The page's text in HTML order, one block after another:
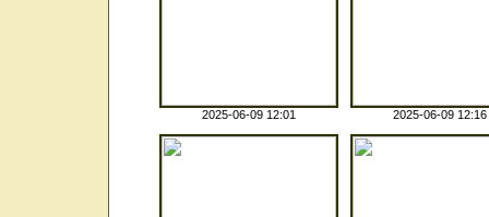
2025-06-09 12:01 2025-06-09 12:16